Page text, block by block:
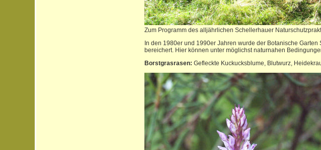
Zum Programm des alljährlichen Schellerhauer
In den 1980er und 1990er Jahren wurde der Botanische
bereichert. Hier können unter möglichst naturnahen
Borstgrasrasen: Gefleckte Kuckucksblume, Blutwurz,